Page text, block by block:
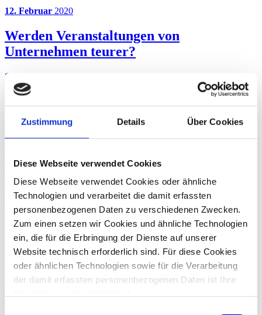
Zustimmung Details Über Cookies
Diese Webseite verwendet Cookies
Diese Webseite verwendet Cookies oder ähnliche
Technologien und verarbeitet die damit erfassten
personenbezogenen Daten zu verschiedenen Zwecken.
Zum einen setzen wir Cookies und ähnliche Technologien
ein, die für die Erbringung der Dienste auf unserer
Website technisch erforderlich sind. Für diese Cookies
oder ähnlichen Technologien sowie für die Verarbeitung
der damit erfassten personenbezogenen Daten ist Ihre
12. Februar 2020
Werden Veranstaltungen von
Unternehmen teurer?
Seit dem Jahressteuergesetz 2019 stellt sich für alle Unternehmen,
insbesondere Eventagenturen oder Kongressveranstalter die Frage,
ob sie wie Reisebüros mit ihren Leistungen typischerweise
Reiseleistungen erbringen. Hintergrund ist die Aufforderung der
EU-Kommission zur Umsetzung der Mehrwertsteuer-
Systemrichtlinie (MwStSystRL) in Bezug auf Erweiterung der
Margenbesteuerung auch auf B2B-Geschäfte. Da der Gesetzgeber
hat, kommen erste Fragen und Zweifel auf, insbesondere was unter
Umsatzsteuerberatung
Vorsteuerabzug
Gestaltende Steuerberatung
Finanzbuchhaltung/Jahresabschluss
24. April2019
Abgrenzung Veranstaltungsleistung
versus Eintrittsberechtigung
einfach. Der Europäische Gerichtshof (EuGH) hat hierzu nun eine